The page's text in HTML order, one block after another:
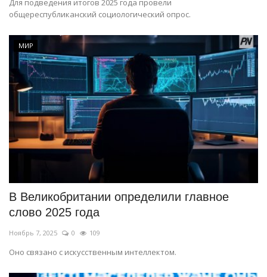
Для подведения итогов 2025 года провели
общереспубликанский социологический опрос.
МИР
В Великобритании определили главное
слово 2025 года
Ноябрь 7, 2025 0 109
Оно связано с искусственным интеллектом.